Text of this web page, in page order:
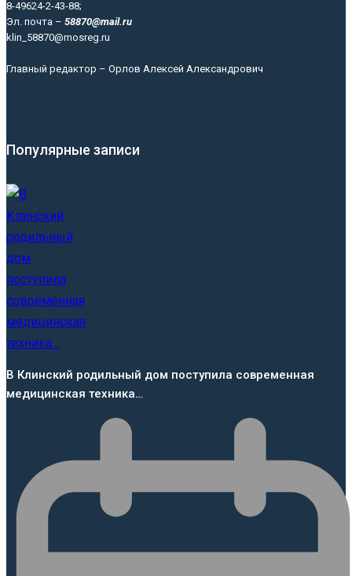
8-49624-2-43-88;
Эл. почта – 58870@mail.ru
klin_58870@mosreg.ru
Главный редактор – Орлов Алексей Александрович
Популярные записи
В Клинский родильный дом поступила современная
медицинская техника…